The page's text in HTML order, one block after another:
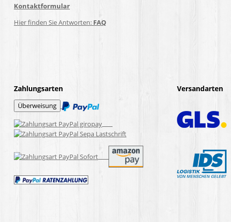
Kontaktformular
Hier finden Sie Antworten: FAQ
Zahlungsarten Versandarten